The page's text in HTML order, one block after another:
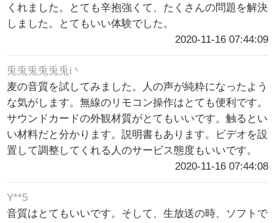
くれました。とても辛抱強くて、たくさんの問題を解決
しました。とてもいい体験でした。
2020-11-16 07:44:09
兎兎兎兎兎兎i丶
麦の音質を試してみました。人の声が純粋になったよう
な気がします。無線のリモコン操作はとても便利です。
サウンドカードの外観材質がとてもいいです。触るとい
い材料だと分かります。説明書もあります。ビデオを設
置して調整してくれる人のサービス態度もいいです。
2020-11-16 07:44:08
Y**5
音質はとてもいいです。そして、生放送の時、ソフトで